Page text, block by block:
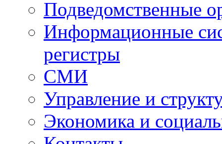
Подведомственные
Информационные
регистры
СМИ
Управление и
Экономика и